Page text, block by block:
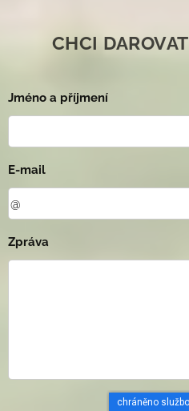
CHCI DAROVAT
Jméno a příjmení
E-mail
Zpráva